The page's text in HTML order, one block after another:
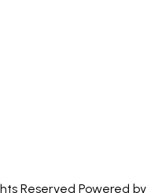
Reserved Powered by